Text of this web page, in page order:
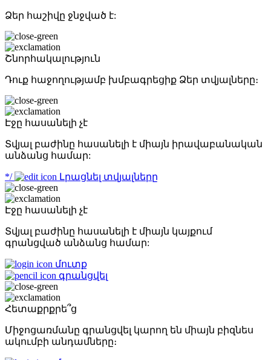
Ձեր հաշիվը ջնջված է:
Շնորհակալություն
Դուք հաջողությամբ խմբագրեցիք Ձեր տվյալները։
Էջը հասանելի չէ
Տվյալ բաժինը հասանելի է միայն իրավաբանական
անձանց համար:
*/ Լրացնել տվյալները
Էջը հասանելի չէ
Տվյալ բաժինը հասանելի է միայն կայքում
գրանցված անձանց համար:
մուտք
գրանցվել
Հետաքրքրե՞ց
Միջոցառմանը գրանցվել կարող են միայն բիզնես
ակումբի անդամները։